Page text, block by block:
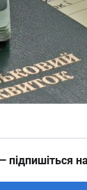
підпишіться